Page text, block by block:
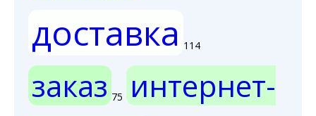
доставка 114
заказ 75
интернет-